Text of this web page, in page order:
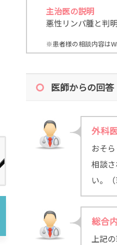
主治医の説明
悪性リンパ腫と判
※患者様の相談内容は
医師からの回答
外科
おそら
相談
い。（
総合
上記の